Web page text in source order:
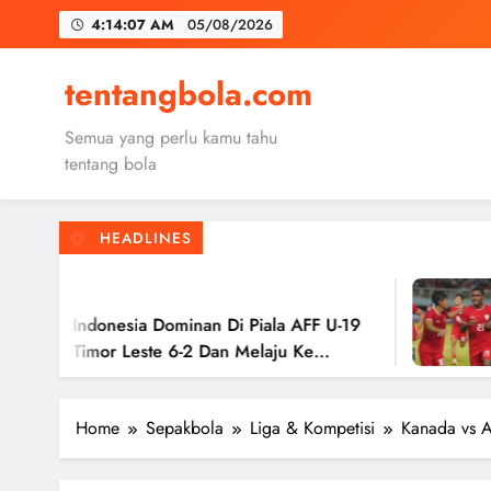
4:14:08 AM 05/08/2026
Malang
Malang
tentangbola.com
Semua yang perlu kamu tahu
tentang bola
HEADLINES
Dominan Di Piala AFF U-19
6-2 Dan Melaju Ke
2 Tahun
Timnas
Hasil
Ke
Home Sepakbola Liga & Kompetisi Kanada vs